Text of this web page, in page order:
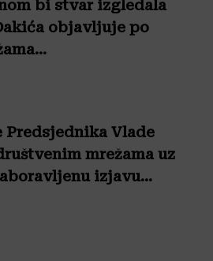
bi stvar izgledala
objavljuje po
Predsjednika Vlade
mrežama uz
izjavu…